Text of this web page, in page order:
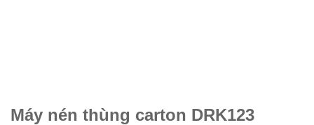
Máy nén thùng carton DRK123